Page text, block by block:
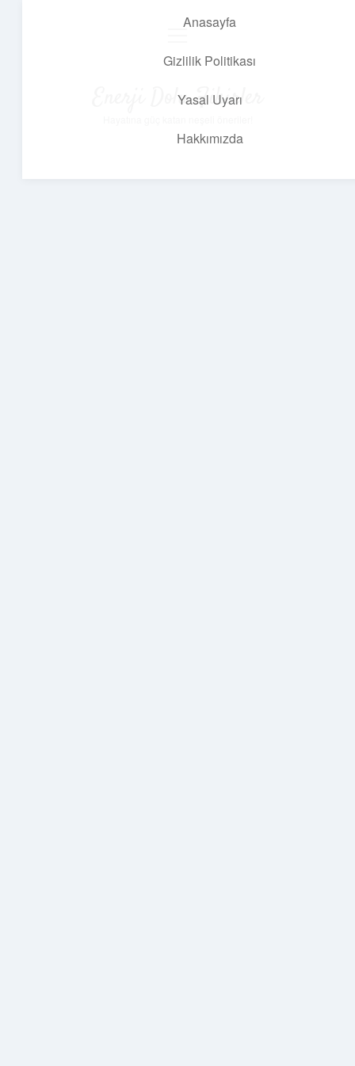
Anasayfa
Gizlilik Politikası
Yasal Uyarı
Hakkımızda
Enerji Dolu Fikirler